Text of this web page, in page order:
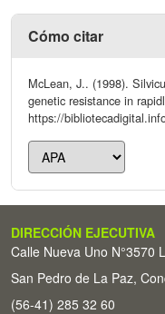
Cómo citar
McLean, J.. (1998).
genetic resistance in
https://
DIRECCIÓN EJECUTIVA
Calle Nueva Uno N°3570
San Pedro de La Paz,
(56-41) 285 32 60